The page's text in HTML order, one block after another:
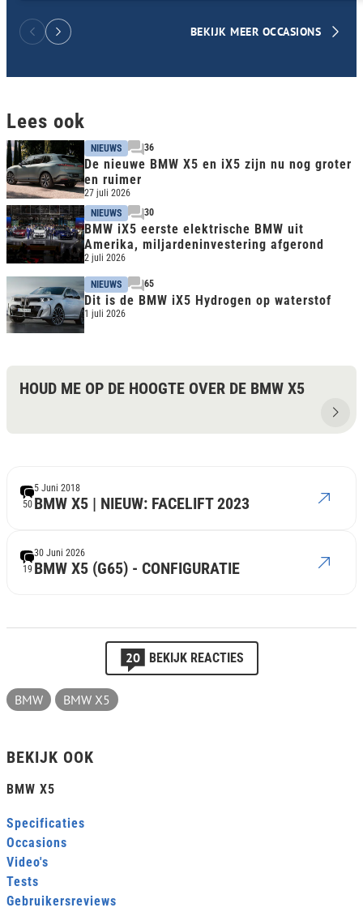
BEKIJK MEER OCCASIONS
Lees ook
NIEUWS 36
De nieuwe BMW X5 en iX5 zijn nu nog groter
en ruimer
27 juli 2026
NIEUWS
30
BMW iX5 eerste elektrische BMW uit
Amerika, miljardeninvestering afgerond
2 juli 2026
NIEUWS 65
Dit is de BMW iX5 Hydrogen op waterstof
1 juli 2026
HOUD ME OP DE HOOGTE OVER DE BMW X5
50 BMW X5 | NIEUW: FACELIFT 2023
5 Juni 2018
19 BMW X5 (G65) - CONFIGURATIE
30 Juni 2026
20 BEKIJK REACTIES
BMW BMW X5
BEKIJK OOK
BMW X5
Specificaties
Occasions
Video's
Tests
Gebruikersreviews